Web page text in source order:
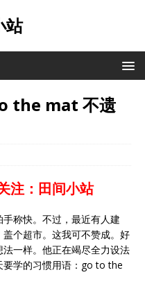
站
the mat 不遗
注：田间小站
称快。不过，最近有人建
个超市。这我可不赞成。好
一样。他正在竭尽全力设法
要学的习惯用语：go to the